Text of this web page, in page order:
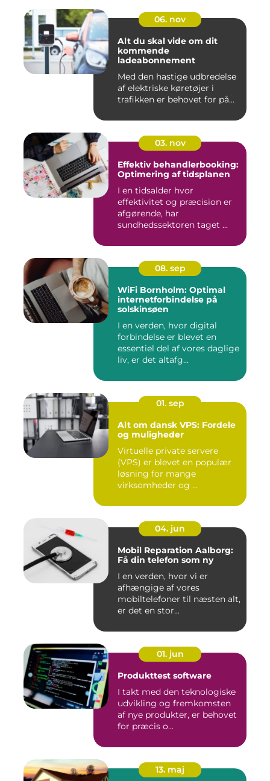
06. nov
Alt du skal vide om dit
kommende
ladeabonnement
Med den hastige udbredelse
af elektriske køretøjer i
trafikken er behovet for på...
03. nov
Effektiv behandlerbooking:
Optimering af tidsplanen
I en tidsalder hvor
effektivitet og præcision er
afgørende, har
sundhedssektoren taget ...
08. sep
WiFi Bornholm: Optimal
internetforbindelse på
solskinsøen
I en verden, hvor digital
forbindelse er blevet en
essentiel del af vores daglige
liv, er det altafg...
01. sep
Alt om dansk VPS: Fordele
og muligheder
Virtuelle private servere
(VPS) er blevet en populær
løsning for mange
virksomheder og ...
04. jun
Mobil Reparation Aalborg:
Få din telefon som ny
I en verden, hvor vi er
afhængige af vores
mobiltelefoner til næsten alt,
er det en stor...
01. jun
Produkttest software
I takt med den teknologiske
udvikling og fremkomsten
af nye produkter, er behovet
for præcis o...
13. maj